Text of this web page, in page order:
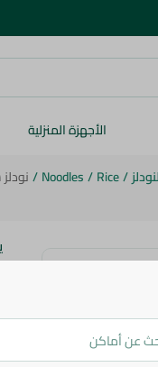
الأجهزة المنزلية
/
Rice
/
Noodles
/